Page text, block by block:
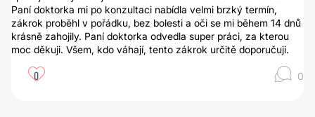
Paní doktorka mi po konzultaci nabídla velmi brzký termín,
zákrok proběhl v pořádku, bez bolesti a oči se mi během 14 dnů
krásně zahojily. Paní doktorka odvedla super práci, za kterou
moc děkuji. Všem, kdo váhají, tento zákrok určitě doporučuji.
0 0